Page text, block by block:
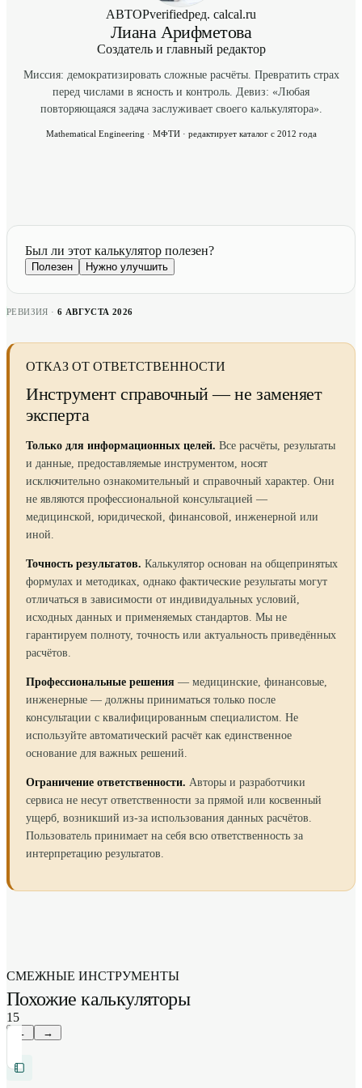
АВТОРverifiedред. calcal.ru
Лиана Арифметова
Создатель и главный редактор
Миссия: демократизировать сложные расчёты. Превратить страх
перед числами в ясность и контроль. Девиз: «Любая
повторяющаяся задача заслуживает своего калькулятора».
Mathematical Engineering · МФТИ · редактирует каталог с 2012 года
Был ли этот калькулятор полезен?
Полезен Нужно улучшить
РЕВИЗИЯ · 6 АВГУСТА 2026
ОТКАЗ ОТ ОТВЕТСТВЕННОСТИ
Инструмент справочный — не заменяет
эксперта
Только для информационных целей. Все расчёты, результаты
и данные, предоставляемые инструментом, носят
исключительно ознакомительный и справочный характер. Они
не являются профессиональной консультацией —
медицинской, юридической, финансовой, инженерной или
иной.
Точность результатов. Калькулятор основан на общепринятых
формулах и методиках, однако фактические результаты могут
отличаться в зависимости от индивидуальных условий,
исходных данных и применяемых стандартов. Мы не
гарантируем полноту, точность или актуальность приведённых
расчётов.
Профессиональные решения — медицинские, финансовые,
инженерные — должны приниматься только после
консультации с квалифицированным специалистом. Не
используйте автоматический расчёт как единственное
основание для важных решений.
Ограничение ответственности. Авторы и разработчики
сервиса не несут ответственности за прямой или косвенный
ущерб, возникший из-за использования данных расчётов.
Пользователь принимает на себя всю ответственность за
интерпретацию результатов.
СМЕЖНЫЕ ИНСТРУМЕНТЫ
Похожие калькуляторы
15
← →